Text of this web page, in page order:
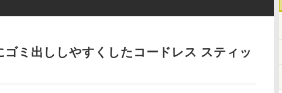
ゴミ出ししやすくしたコードレス スティッ